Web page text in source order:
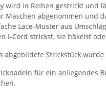
wird in Reihen gestrickt
Maschen abgenommen und
Lace-Muster aus
I-Cord strickst, sie häkelst
abgebildete Strickstück
für ein anliegendes